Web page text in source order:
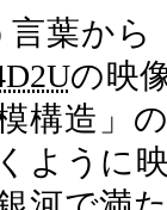
言葉から
の映
構造」
ように